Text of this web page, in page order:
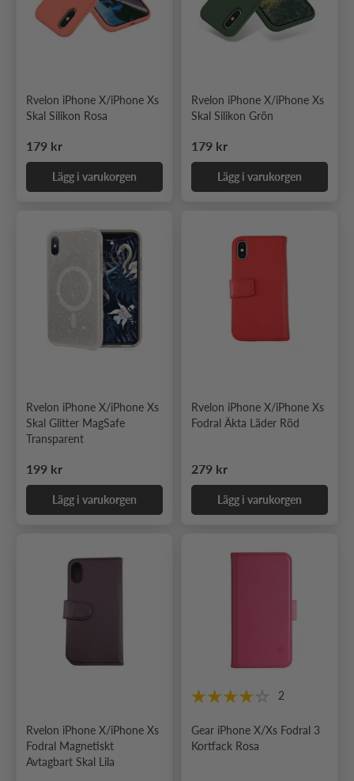
Rvelon iPhone X/iPhone Xs
Skal Silikon Rosa
Ordinarie pris
179 kr
Lägg i varukorgen
Rvelon iPhone X/iPhone Xs
Skal Silikon Grön
Ordinarie pris
179 kr
Lägg i varukorgen
Rvelon iPhone X/iPhone Xs
Skal Glitter MagSafe
Transparent
Ordinarie pris
199 kr
Lägg i varukorgen
Rvelon iPhone X/iPhone Xs
Fodral Äkta Läder Röd
Ordinarie pris
279 kr
Lägg i varukorgen
Rvelon iPhone X/iPhone Xs
Fodral Magnetiskt
Avtagbart Skal Lila
2
Gear iPhone X/Xs Fodral 3
Kortfack Rosa